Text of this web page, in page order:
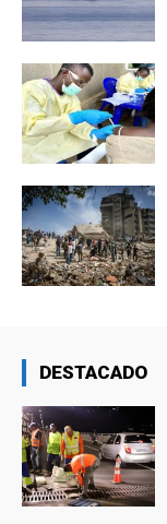
DESTACADO